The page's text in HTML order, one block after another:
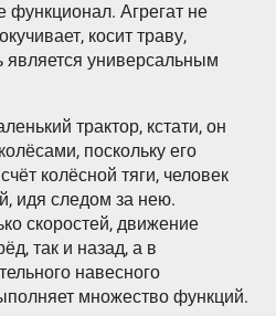
функционал. Агрегат не
косит траву,
является универсальным
трактор, кстати, он
поскольку его
колёсной тяги, человек
идя следом за нею.
скоростей, движение
так и назад, а в
навесного
множество функций.